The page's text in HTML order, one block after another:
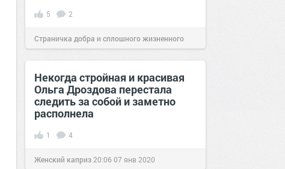
5 2
Страничка добра и сплошного жизненного
позитива!08:2002 фев 2025
Некогда стройная и красивая
Ольга Дроздова перестала
следить за собой и заметно
располнела
1 4
Женский каприз 20:0607 янв 2020